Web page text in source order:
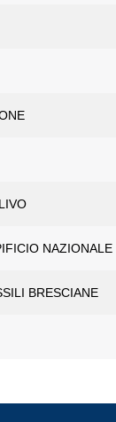
NAZIONALE
BRESCIANE